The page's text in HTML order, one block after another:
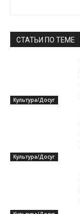
СТАТЬИ ПО ТЕМЕ
Культура/Досуг
Культура/Досуг